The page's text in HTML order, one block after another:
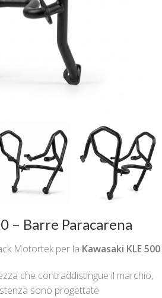
– Barre Paracarena
Motortek per la Kawasaki KLE 500.
che contraddistingue il marchio,
sono progettate